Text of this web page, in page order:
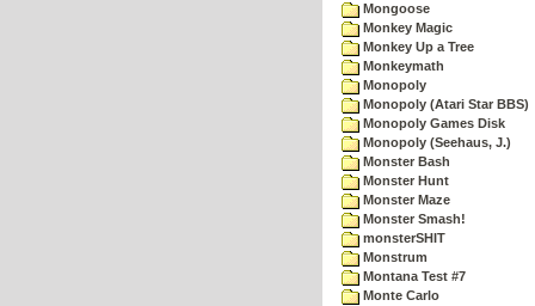
Mongoose
Monkey Magic
Monkey Up a Tree
Monkeymath
Monopoly
Monopoly (Atari Star BBS)
Monopoly Games Disk
Monopoly (Seehaus, J.)
Monster Bash
Monster Hunt
Monster Maze
Monster Smash!
monsterSHIT
Monstrum
Montana Test #7
Monte Carlo